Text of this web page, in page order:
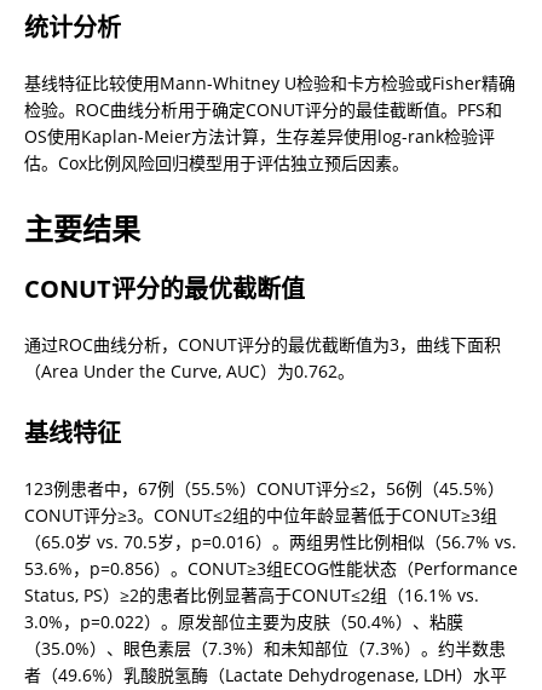
统计分析
基线特征比较使用Mann-Whitney U检验和卡方检验或Fisher精确
检验。ROC曲线分析用于确定CONUT评分的最佳截断值。PFS和
OS使用Kaplan-Meier方法计算，生存差异使用log-rank检验评
估。Cox比例风险回归模型用于评估独立预后因素。
主要结果
CONUT评分的最优截断值
通过ROC曲线分析，CONUT评分的最优截断值为3，曲线下面积
（Area Under the Curve, AUC）为0.762。
基线特征
123例患者中，67例（55.5%）CONUT评分≤2，56例（45.5%）
CONUT评分≥3。CONUT≤2组的中位年龄显著低于CONUT≥3组
（65.0岁 vs. 70.5岁，p=0.016）。两组男性比例相似（56.7% vs.
53.6%，p=0.856）。CONUT≥3组ECOG性能状态（Performance
Status, PS）≥2的患者比例显著高于CONUT≤2组（16.1% vs.
3.0%，p=0.022）。原发部位主要为皮肤（50.4%）、粘膜
（35.0%）、眼色素层（7.3%）和未知部位（7.3%）。约半数患
者（49.6%）乳酸脱氢酶（Lactate Dehydrogenase, LDH）水平